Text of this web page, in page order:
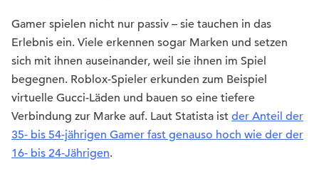
Gamer spielen nicht nur passiv – sie tauchen in das
Erlebnis ein. Viele erkennen sogar Marken und setzen
sich mit ihnen auseinander, weil sie ihnen im Spiel
begegnen. Roblox-Spieler erkunden zum Beispiel
virtuelle Gucci-Läden und bauen so eine tiefere
Verbindung zur Marke auf. Laut Statista ist der Anteil der
35- bis 54-jährigen Gamer fast genauso hoch wie der der
16- bis 24-Jährigen.